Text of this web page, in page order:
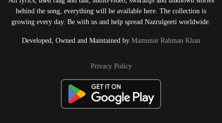
behind the song, everything will be available here. The collection is
growing every day. Be with us and help spread Nazrulgeeti worldwide.
Developed, Owned and Maintained by Mamunur Rahman Khan
Privacy Policy